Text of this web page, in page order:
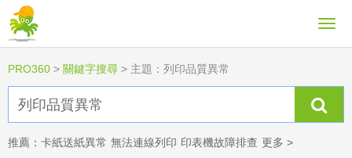
PRO360 > 關鍵字搜尋 > 主題：列印品質異常
推薦： 卡紙送紙異常 無法連線列印 印表機故障排查 更多 >